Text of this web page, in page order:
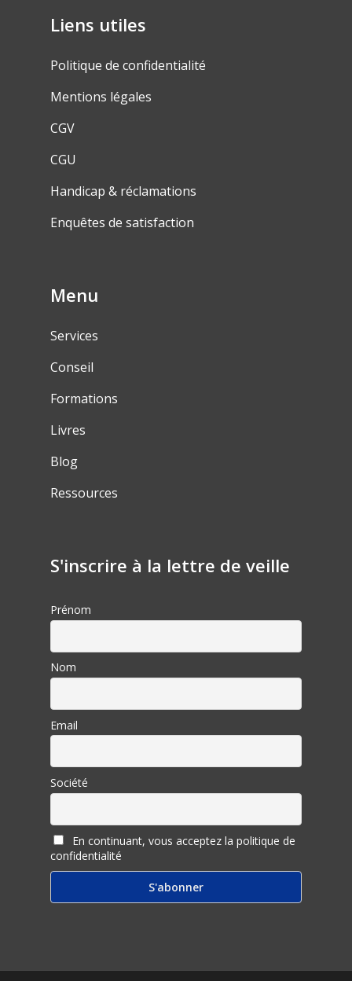
Liens utiles
Politique de confidentialité
Mentions légales
CGV
CGU
Handicap & réclamations
Enquêtes de satisfaction
Menu
Services
Conseil
Formations
Livres
Blog
Ressources
S'inscrire à la lettre de veille
Prénom
Nom
Email
Société
En continuant, vous acceptez la politique de
confidentialité